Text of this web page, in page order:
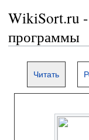
WikiSort.ru
программы
Читать